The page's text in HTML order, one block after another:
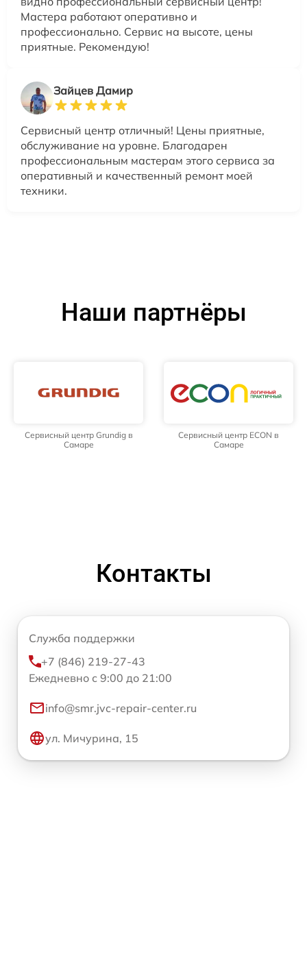
Мастера работают оперативно и
профессионально. Сервис на высоте, цены
приятные. Рекомендую!
Зайцев Дамир
Сервисный центр отличный! Цены приятные,
обслуживание на уровне. Благодарен
профессиональным мастерам этого сервиса за
оперативный и качественный ремонт моей
техники.
Наши партнёры
Сервисный центр Grundig в
Самаре
Сервисный центр ECON в
Самаре
Контакты
Служба поддержки
+7 (846) 219-27-43
Ежедневно с 9:00 до 21:00
info@smr.jvc-repair-center.ru
ул. Мичурина, 15